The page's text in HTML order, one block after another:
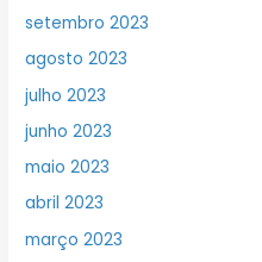
setembro 2023
agosto 2023
julho 2023
junho 2023
maio 2023
abril 2023
março 2023